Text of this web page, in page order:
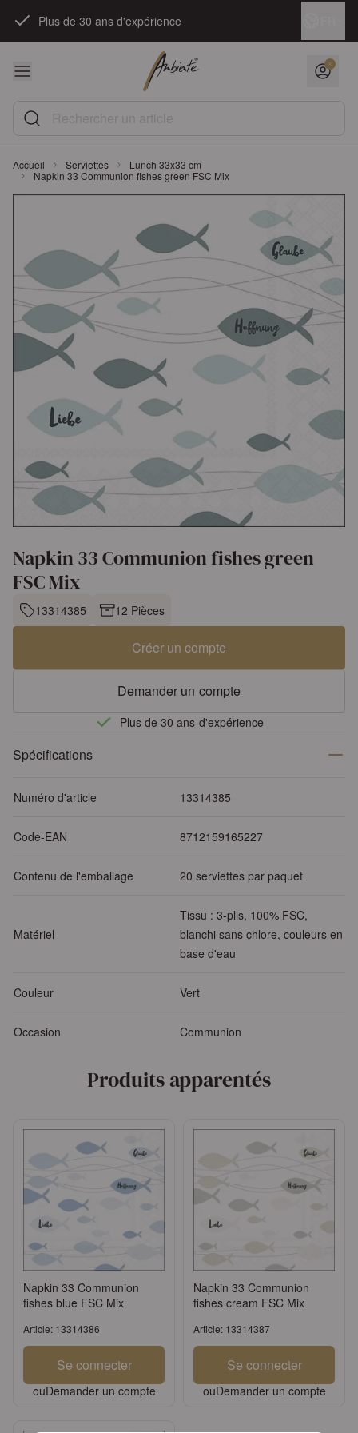
Plus de 30 ans d'expérience
Rechercher un article
Accueil Serviettes
Lunch 33x33 cm
Napkin 33 Communion fishes green FSC Mix
Napkin 33 Communion fishes green
FSC Mix
13314385 12 Pièces
Créer un compte
Demander un compte
Plus de 30 ans d'expérience
Spécifications
Numéro d'article 13314385
Code-EAN 8712159165227
Contenu de l'emballage 20 serviettes par paquet
Matériel
Tissu : 3-plis, 100% FSC,
blanchi sans chlore, couleurs en
base d'eau
Couleur Vert
Occasion Communion
Produits apparentés
Napkin 33 Communion
fishes blue FSC Mix
Article: 13314386
Se connecter
ouDemander un compte
Napkin 33 Communion
fishes cream FSC Mix
Article: 13314387
Se connecter
ouDemander un compte